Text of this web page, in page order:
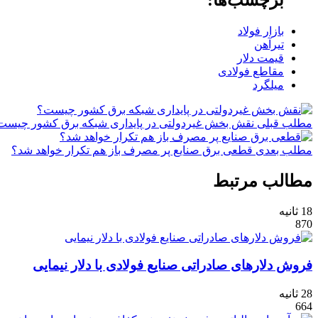
بازار فولاد
تیرآهن
قیمت دلار
مقاطع فولادی
میلگرد
مطلب قبلی نقش‌ بخش غیردولتی در پایداری شبکه برق کشور
مطلب بعدی قطعی برق صنایع پر مصرف باز هم تکرار خواهد شد؟
مطالب مرتبط
18 ثانیه
870
فروش دلارهای صادراتی صنایع فولادی با دلار نیمایی
28 ثانیه
664